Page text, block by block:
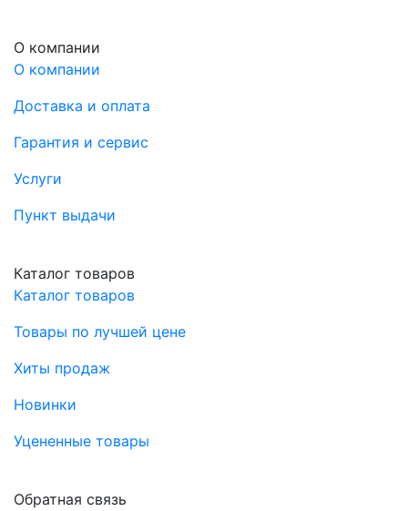
О компании
О компании
Доставка и оплата
Гарантия и сервис
Услуги
Пункт выдачи
Каталог товаров
Каталог товаров
Товары по лучшей цене
Хиты продаж
Новинки
Уцененные товары
Обратная связь